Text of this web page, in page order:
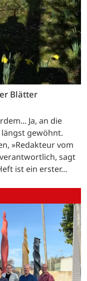
Blätter
Ja, an die
gewöhnt.
»Redakteur vom
sagt
ist ein erster…